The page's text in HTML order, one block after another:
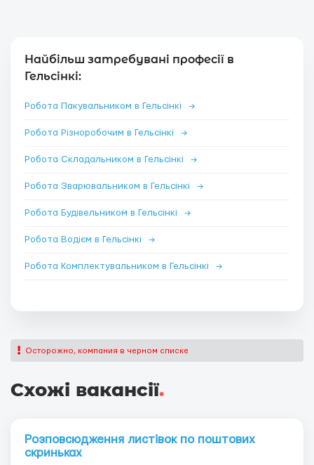
Найбільш затребувані професії в
Гельсінкі:
Робота Пакувальником в Гельсінкі →
Робота Різноробочим в Гельсінкі →
Робота Складальником в Гельсінкі →
Робота Зварювальником в Гельсінкі →
Робота Будівельником в Гельсінкі →
Робота Водієм в Гельсінкі →
Робота Комплектувальником в Гельсінкі →
Осторожно, компания в черном списке
Схожі вакансії.
Розповсюдження листівок по поштових
скриньках